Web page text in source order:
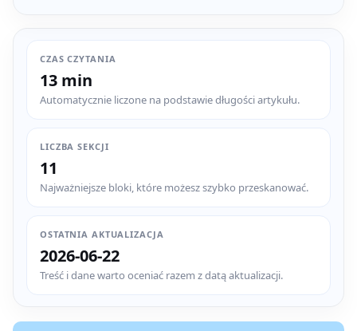
CZAS CZYTANIA
13 min
Automatycznie liczone na podstawie długości artykułu.
LICZBA SEKCJI
11
Najważniejsze bloki, które możesz szybko przeskanować.
OSTATNIA AKTUALIZACJA
2026-06-22
Treść i dane warto oceniać razem z datą aktualizacji.